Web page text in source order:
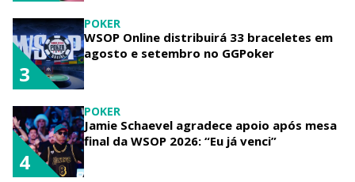
POKER
WSOP Online distribuirá 33 braceletes em
agosto e setembro no GGPoker
3
POKER
Jamie Schaevel agradece apoio após mesa
final da WSOP 2026: “Eu já venci”
4